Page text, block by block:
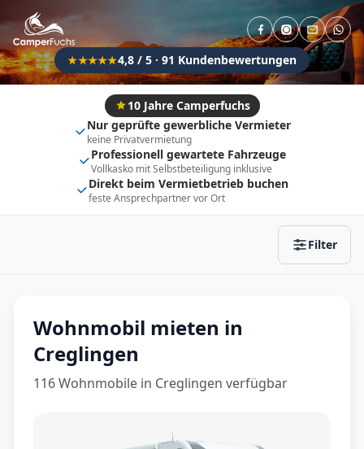
★★★★★4,8 / 5 · 91 Kundenbewertungen
10 Jahre Camperfuchs
Nur geprüfte gewerbliche Vermieter
keine Privatvermietung
Professionell gewartete Fahrzeuge
Vollkasko mit Selbstbeteiligung inklusive
Direkt beim Vermietbetrieb buchen
feste Ansprechpartner vor Ort
Filter
Flexibel (±3 Tage) Anhängerkupplung
Fahrzeugtyp
Vollintegriert Kastenwagen
Alkoven Teil-Integriert
Wohnwagen
Wohnmobil mieten in
Creglingen
116 Wohnmobile in Creglingen verfügbar